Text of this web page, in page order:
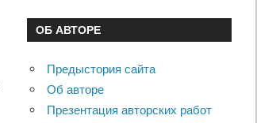
ОБ АВТОРЕ
Предыстория сайта
Об авторе
Презентация авторских работ